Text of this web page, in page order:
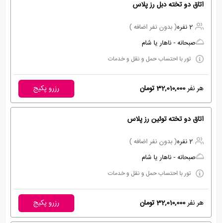
اتاق دو تخته دبل رز پلاس
2 نفره
( بدون نفر اضافه )
صبحانه - ناهار یا شام
تور با احتساب حمل و نقل و خدمات
هر نفر32,010,000 تومان رزرو پکیج
اتاق دو تخته توئین رز پلاس
2 نفره
( بدون نفر اضافه )
صبحانه - ناهار یا شام
تور با احتساب حمل و نقل و خدمات
هر نفر32,010,000 تومان رزرو پکیج